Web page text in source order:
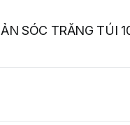
SÓC TRĂNG TÚI